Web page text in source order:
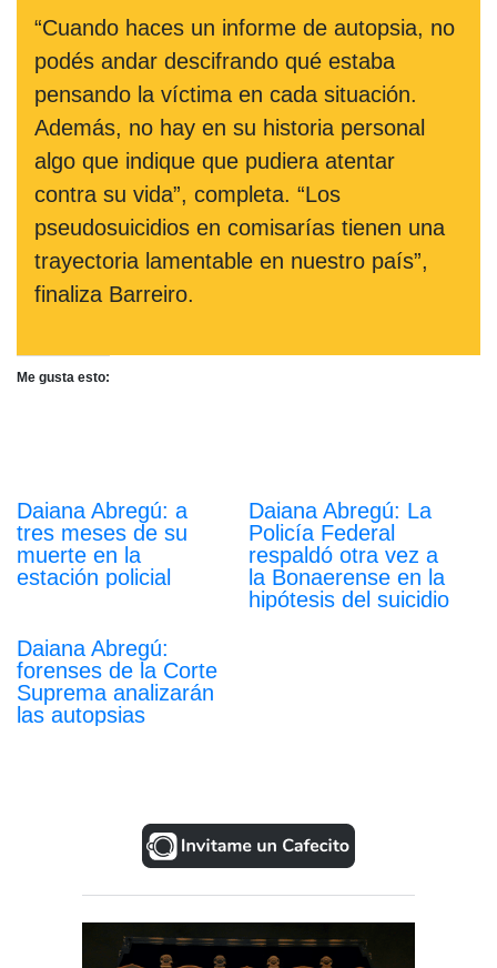
“Cuando haces un informe de autopsia, no
podés andar descifrando qué estaba
pensando la víctima en cada situación.
Además, no hay en su historia personal
algo que indique que pudiera atentar
contra su vida”, completa. “Los
pseudosuicidios en comisarías tienen una
trayectoria lamentable en nuestro país”,
finaliza Barreiro.
Me gusta esto:
Daiana Abregú: a
tres meses de su
muerte en la
estación policial
Daiana Abregú: La
Policía Federal
respaldó otra vez a
la Bonaerense en la
hipótesis del suicidio
Daiana Abregú:
forenses de la Corte
Suprema analizarán
las autopsias